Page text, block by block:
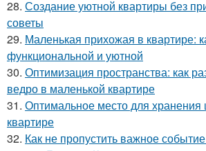
28. Создание уютной квартиры без
советы
29. Маленькая прихожая в квартире:
функциональной и уютной
30. Оптимизация пространства: как
ведро в маленькой квартире
31. Оптимальное место для
квартире
32. Как не пропустить важное